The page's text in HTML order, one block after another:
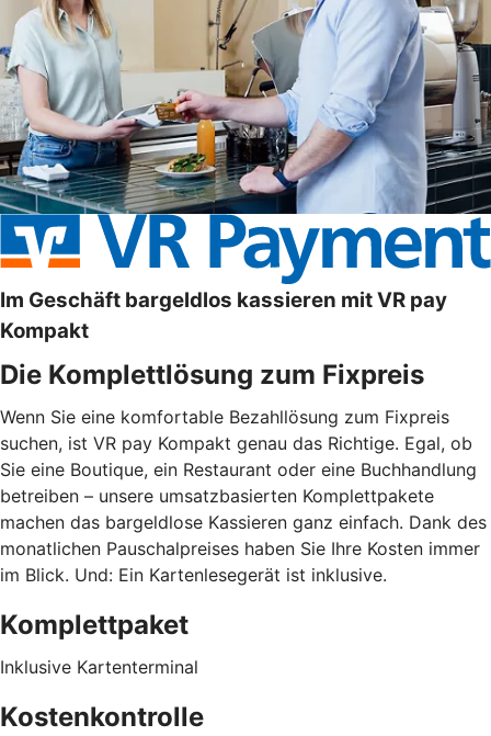
Im Geschäft bargeldlos kassieren mit VR pay
Kompakt
Die Komplettlösung zum Fixpreis
Wenn Sie eine komfortable Bezahllösung zum Fixpreis
suchen, ist VR pay Kompakt genau das Richtige. Egal, ob
Sie eine Boutique, ein Restaurant oder eine Buchhandlung
betreiben – unsere umsatzbasierten Komplettpakete
machen das bargeldlose Kassieren ganz einfach. Dank des
monatlichen Pauschalpreises haben Sie Ihre Kosten immer
im Blick. Und: Ein Kartenlesegerät ist inklusive.
Komplettpaket
Inklusive Kartenterminal
Kostenkontrolle